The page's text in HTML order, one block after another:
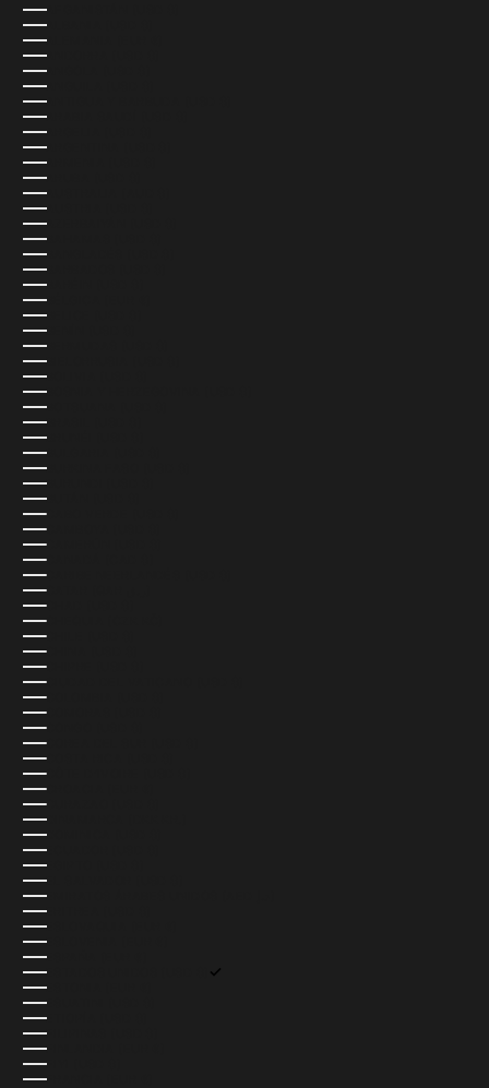
AFGANISTÁN (USD $)
ALBANIA (USD $)
ALEMANIA (EUR €)
ANDORRA (USD $)
ANGOLA (USD $)
ANGUILA (USD $)
ANTIGUA Y BARBUDA (USD $)
ARABIA SAUDÍ (USD $)
ARGELIA (USD $)
ARGENTINA (USD $)
ARMENIA (USD $)
ARUBA (USD $)
AUSTRALIA (AUD $)
AUSTRIA (USD $)
AZERBAIYÁN (USD $)
BAHAMAS (USD $)
BANGLADÉS (USD $)
BARBADOS (USD $)
BARÉIN (USD $)
BÉLGICA (EUR €)
BELICE (USD $)
BENÍN (USD $)
BERMUDAS (USD $)
BIELORRUSIA (USD $)
BOLIVIA (USD $)
BOSNIA Y HERZEGOVINA (USD $)
BOTSUANA (USD $)
BRASIL (USD $)
BRUNÉI (USD $)
BULGARIA (USD $)
BURKINA FASO (USD $)
BURUNDI (USD $)
BUTÁN (USD $)
CABO VERDE (USD $)
CAMBOYA (USD $)
CAMERÚN (USD $)
CANADÁ (CAD $)
CARIBE NEERLANDÉS (USD $)
CHAD (USD $)
CHEQUIA (CZK KČ)
CHILE (USD $)
CHINA (USD $)
CHIPRE (USD $)
CIUDAD DEL VATICANO (USD $)
COLOMBIA (USD $)
COMORAS (USD $)
CONGO (USD $)
COREA DEL SUR (USD $)
COSTA RICA (USD $)
CÔTE D’IVOIRE (USD $)
CROACIA (EUR €)
CURAZAO (USD $)
DINAMARCA (DKK KR.)
DOMINICA (USD $)
ECUADOR (USD $)
EGIPTO (USD $)
EL SALVADOR (USD $)
ERITREA (USD $)
ESLOVAQUIA (EUR €)
ESLOVENIA (EUR €)
ESPAÑA (EUR €)
ESTADOS UNIDOS (USD $)
ESTONIA (EUR €)
ESUATINI (USD $)
ETIOPÍA (USD $)
FILIPINAS (USD $)
FINLANDIA (EUR €)
FIYI (USD $)
FRANCIA (EUR €)